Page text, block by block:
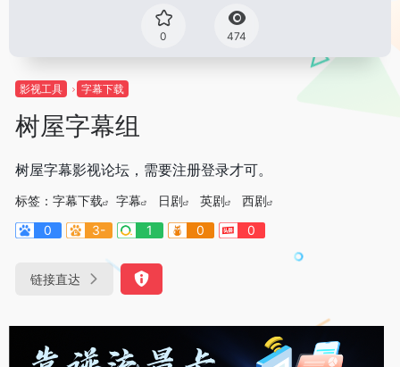
0 474
影视工具 字幕下载
树屋字幕组
树屋字幕影视论坛，需要注册登录才可。
标签： 字幕下载 字幕 日剧 英剧
西剧
0
3- 1 0 0
链接直达